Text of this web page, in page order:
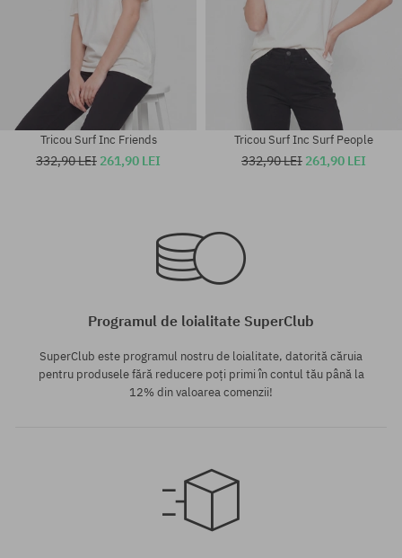
S; M; L
Tricou Surf Inc Friends
332,90 LEI 261,90 LEI
Mărimi existente:
Tricou Surf Inc Surf People
332,90 LEI 261,90 LEI
Programul de loialitate SuperClub
SuperClub este programul nostru de loialitate, datorită căruia
pentru produsele fără reducere poți primi în contul tău până la
12% din valoarea comenzii!